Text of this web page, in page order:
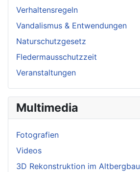
Verhaltensregeln
Vandalismus & Entwendungen
Naturschutzgesetz
Fledermausschutzzeit
Veranstaltungen
Multimedia
Fotografien
Videos
3D Rekonstruktion im Altbergbau